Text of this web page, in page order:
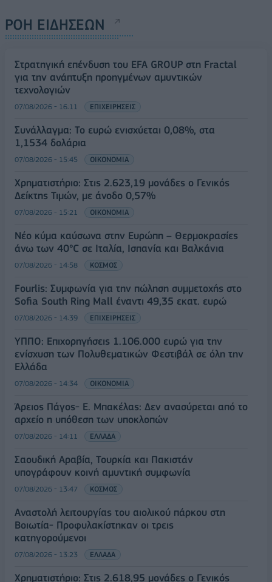
ΡΟΗ ΕΙΔΗΣΕΩΝ
Στρατηγική επένδυση του EFA GROUP στη Fractal
για την ανάπτυξη προηγμένων αμυντικών
τεχνολογιών
07/08/2026 - 16:11 ΕΠΙΧΕΙΡΗΣΕΙΣ
Συνάλλαγμα: Το ευρώ ενισχύεται 0,08%, στα
1,1534 δολάρια
07/08/2026 - 15:45 ΟΙΚΟΝΟΜΙΑ
Χρηματιστήριο: Στις 2.623,19 μονάδες ο Γενικός
Δείκτης Τιμών, με άνοδο 0,57%
07/08/2026 - 15:21 ΟΙΚΟΝΟΜΙΑ
Νέο κύμα καύσωνα στην Ευρώπη – Θερμοκρασίες
άνω των 40°C σε Ιταλία, Ισπανία και Βαλκάνια
07/08/2026 - 14:58 ΚΟΣΜΟΣ
Fourlis: Συμφωνία για την πώληση συμμετοχής στο
Sofia South Ring Mall έναντι 49,35 εκατ. ευρώ
07/08/2026 - 14:39 ΕΠΙΧΕΙΡΗΣΕΙΣ
ΥΠΠΟ: Επιχορηγήσεις 1.106.000 ευρώ για την
ενίσχυση των Πολυθεματικών Φεστιβάλ σε όλη την
Ελλάδα
07/08/2026 - 14:34 ΟΙΚΟΝΟΜΙΑ
Άρειος Πάγος- Ε. Μπακέλας: Δεν ανασύρεται από το
αρχείο η υπόθεση των υποκλοπών
07/08/2026 - 14:11 ΕΛΛΑΔΑ
Σαουδική Αραβία, Τουρκία και Πακιστάν
υπογράφουν κοινή αμυντική συμφωνία
07/08/2026 - 13:47 ΚΟΣΜΟΣ
Αναστολή λειτουργίας του αιολικού πάρκου στη
Βοιωτία- Προφυλακίστηκαν οι τρεις
κατηγορούμενοι
07/08/2026 - 13:23 ΕΛΛΑΔΑ
Χρηματιστήριο: Στις 2.618,95 μονάδες ο Γενικός